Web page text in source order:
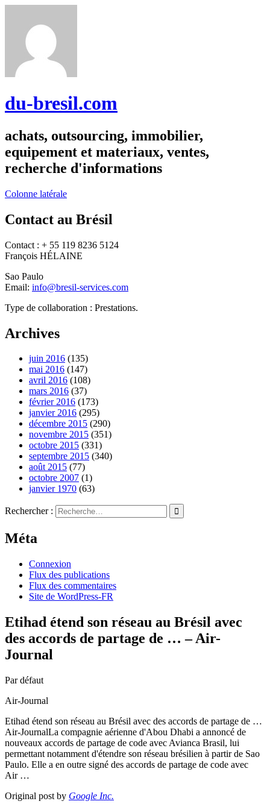
du-bresil.com
achats, outsourcing, immobilier,
equipement et materiaux, ventes,
recherche d'informations
Colonne latérale
Contact au Brésil
Contact : + 55 119 8236 5124
François HÉLAINE
Sao Paulo
Email: info@bresil-services.com
Type de collaboration : Prestations.
Archives
juin 2016 (135)
mai 2016 (147)
avril 2016 (108)
mars 2016 (37)
février 2016 (173)
janvier 2016 (295)
décembre 2015 (290)
novembre 2015 (351)
octobre 2015 (331)
septembre 2015 (340)
août 2015 (77)
octobre 2007 (1)
janvier 1970 (63)
Rechercher :
Méta
Connexion
Flux des publications
Flux des commentaires
Site de WordPress-FR
Etihad étend son réseau au Brésil avec
des accords de partage de … – Air-
Journal
Par défaut
Air-Journal
Etihad étend son réseau au Brésil avec des accords de partage de …
Air-JournalLa compagnie aérienne d'Abou Dhabi a annoncé de
nouveaux accords de partage de code avec Avianca Brasil, lui
permettant notamment d'étendre son réseau brésilien à partir de Sao
Paulo. Elle a en outre signé des accords de partage de code avec
Air …
Original post by Google Inc.